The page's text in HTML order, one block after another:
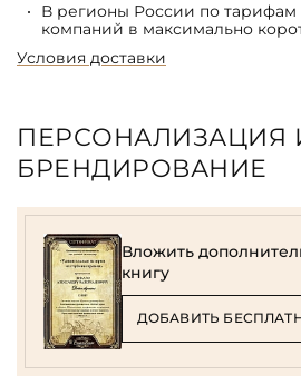
В регионы России по тарифам
компаний в максимально
Условия доставки
ПЕРСОНАЛИЗАЦИЯ
БРЕНДИРОВАНИЕ
Вложить
книгу
ДОБАВИТЬ